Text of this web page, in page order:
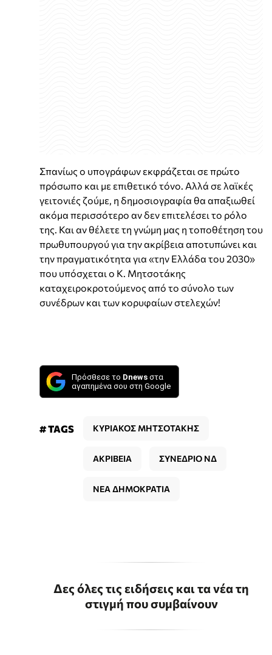
Σπανίως ο υπογράφων εκφράζεται σε πρώτο
πρόσωπο και με επιθετικό τόνο. Αλλά σε λαϊκές
γειτονιές ζούμε, η δημοσιογραφία θα απαξιωθεί
ακόμα περισσότερο αν δεν επιτελέσει το ρόλο
της. Και αν θέλετε τη γνώμη μας η τοποθέτηση του
πρωθυπουργού για την ακρίβεια αποτυπώνει και
την πραγματικότητα για «την Ελλάδα του 2030»
που υπόσχεται ο Κ. Μητσοτάκης
καταχειροκροτούμενος από το σύνολο των
συνέδρων και των κορυφαίων στελεχών!
Πρόσθεσε το Dnews στα
αγαπημένα σου στη Google
# TAGS ΚΥΡΙΑΚΟΣ ΜΗΤΣΟΤΑΚΗΣ
ΑΚΡΙΒΕΙΑ ΣΥΝΕΔΡΙΟ ΝΔ
ΝΕΑ ΔΗΜΟΚΡΑΤΙΑ
Δες όλες τις ειδήσεις και τα νέα τη
στιγμή που συμβαίνουν